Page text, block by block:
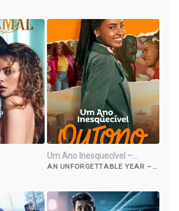
Um Ano Inesquecível –
Outono
AN UNFORGETTABLE YEAR –